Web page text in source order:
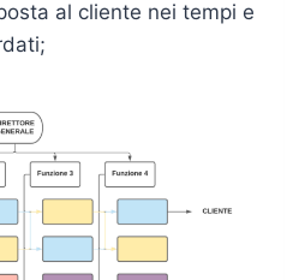
al cliente nei tempi e